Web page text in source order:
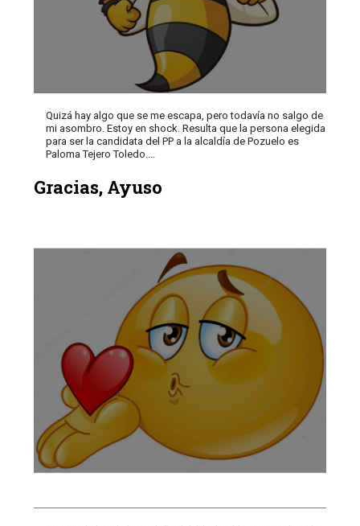
Quizá hay algo que se me escapa, pero todavía no salgo de
mi asombro. Estoy en shock. Resulta que la persona elegida
para ser la candidata del PP a la alcaldía de Pozuelo es
Paloma Tejero Toledo....
Gracias, Ayuso